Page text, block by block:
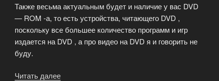
Также весьма актуальным будет и наличие у вас DVD
— ROM -а, то есть устройства, читающего DVD ,
поскольку все большее количество программ и игр
издается на DVD , а про видео на DVD я и говорить не
буду.
Читать далее